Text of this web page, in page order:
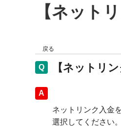
【ネット
戻る
【ネットリ
回答
ネットリンク入金
選択してください。